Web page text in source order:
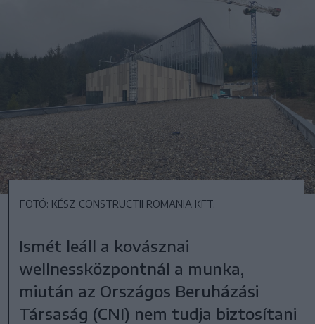
FOTÓ: KÉSZ CONSTRUCTII ROMANIA KFT.
Ismét leáll a kovásznai
wellnessközpontnál a munka,
miután az Országos Beruházási
Társaság (CNI) nem tudja biztosítani